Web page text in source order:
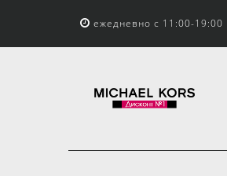
ежедневно с 11:00-19:00